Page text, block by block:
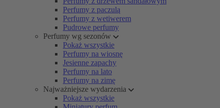
Perfumy z paczulą
Perfumy z wetiwerem
Pudrowe perfumy
Perfumy wg sezonów
Pokaż wszystkie
Perfumy na wiosnę
Jesienne zapachy
Perfumy na lato
Perfumy na zimę
Najważniejsze wydarzenia
Pokaż wszystkie